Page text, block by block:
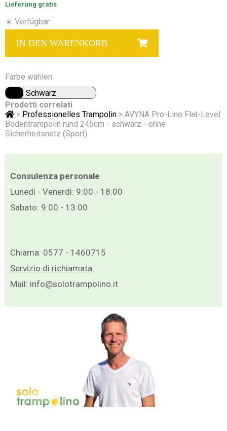
Lieferung gratis
☀️ Verfügbar
IN DEN WARENKORB
Farbe wählen
Schwarz
Prodotti correlati
> Professionelles Trampolin > AVYNA Pro-Line Flat-Level
Bodentrampolin rund 245cm - schwarz - ohne
Sicherheitsnetz (Sport)
Consulenza personale
Lunedì - Venerdì: 9:00 - 18:00
Sabato: 9:00 - 13:00
Chiama: 0577 - 1460715
Servizio di richiamata
Mail: info@solotrampolino.it